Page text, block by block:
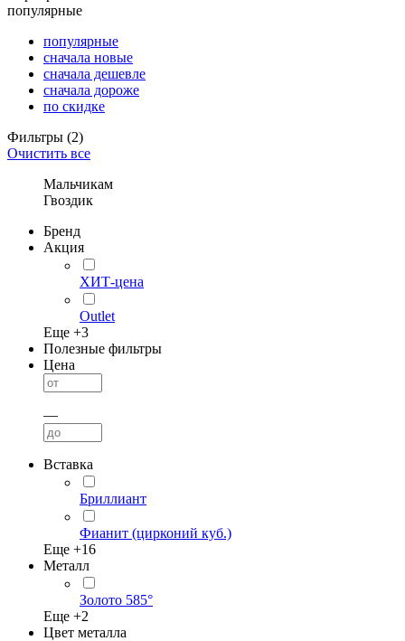
популярные
популярные
сначала новые
сначала дешевле
сначала дороже
по скидке
Фильтры (2)
Очистить все
Мальчикам
Гвоздик
Бренд
Акция
ХИТ-цена
Outlet
Еще +3
Полезные фильтры
Цена
—
Вставка
Бриллиант
Фианит (цирконий куб.)
Еще +16
Металл
Золото 585°
Еще +2
Цвет металла